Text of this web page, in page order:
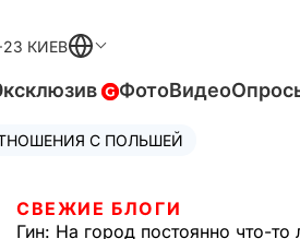
КИЕВ
ФотоВидео
С ПОЛЬШЕЙ
СВЕЖИЕ БЛОГИ
Гин: На город постоянно что-то